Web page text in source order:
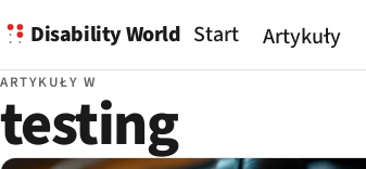
Disability World Start Artykuły
ARTYKUŁY W
testing